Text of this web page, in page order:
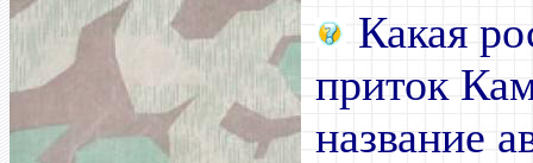
Какая
приток
название